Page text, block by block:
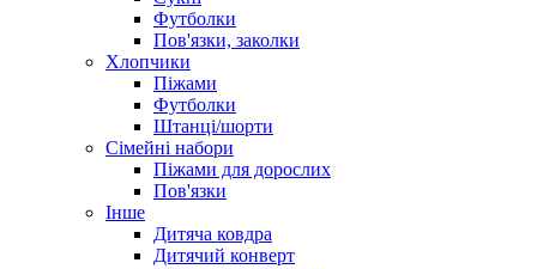
Футболки
Пов'язки, заколки
Хлопчики
Піжами
Футболки
Штанці/шорти
Сімейні набори
Піжами для дорослих
Пов'язки
Інше
Дитяча ковдра
Дитячий конверт